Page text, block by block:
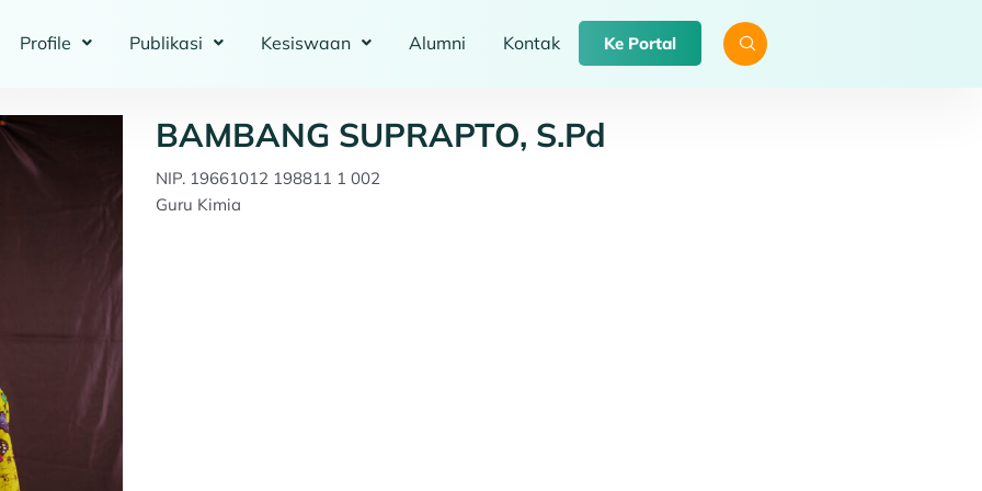
Profile Publikasi Kesiswaan Alumni Kontak Ke Portal
BAMBANG SUPRAPTO, S.Pd
NIP. 19661012 198811 1 002
Guru Kimia